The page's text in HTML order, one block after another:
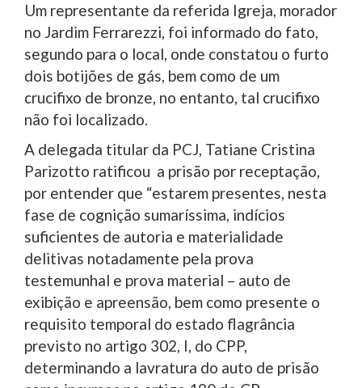
Um representante da referida Igreja, morador
no Jardim Ferrarezzi, foi informado do fato,
segundo para o local, onde constatou o furto
dois botijões de gás, bem como de um
crucifixo de bronze, no entanto, tal crucifixo
não foi localizado.
A delegada titular da PCJ, Tatiane Cristina
Parizotto ratificou a prisão por receptação,
por entender que “estarem presentes, nesta
fase de cognição sumaríssima, indícios
suficientes de autoria e materialidade
delitivas notadamente pela prova
testemunhal e prova material – auto de
exibição e apreensão, bem como presente o
requisito temporal do estado flagrância
previsto no artigo 302, I, do CPP,
determinando a lavratura do auto de prisão